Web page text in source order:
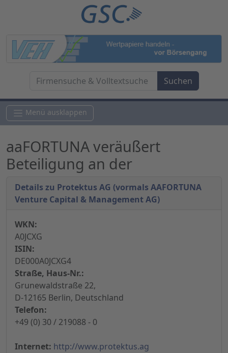
Menü ausklappen
aaFORTUNA veräußert
Beteiligung an der
Details zu Protektus AG (vormals AAFORTUNA
Venture Capital & Management AG)
WKN:
A0JCXG
ISIN:
DE000A0JCXG4
Straße, Haus-Nr.:
Grunewaldstraße 22,
D-12165 Berlin, Deutschland
Telefon:
+49 (0) 30 / 219088 - 0
Internet: http://www.protektus.ag